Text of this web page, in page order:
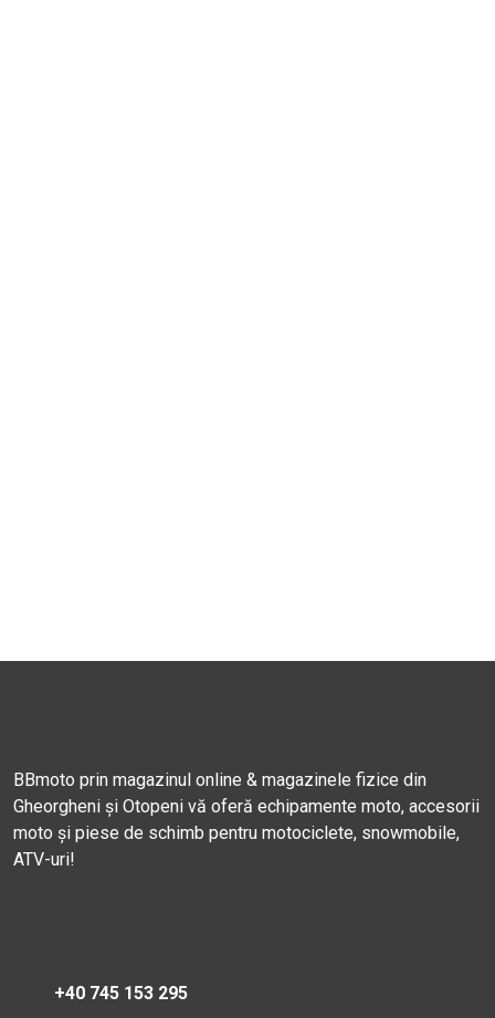
BBmoto prin magazinul online & magazinele fizice din
Gheorgheni și Otopeni vă oferă echipamente moto, accesorii
moto și piese de schimb pentru motociclete, snowmobile,
ATV-uri!
+40 745 153 295